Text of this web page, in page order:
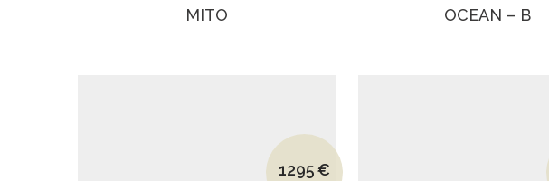
MITO OCEAN – B
Le prix initial était : 1996€.
1295€